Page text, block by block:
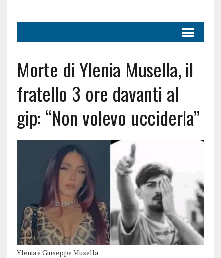
Morte di Ylenia Musella, il
fratello 3 ore davanti al
gip: “Non volevo ucciderla”
Ylenia e Giuseppe Musella